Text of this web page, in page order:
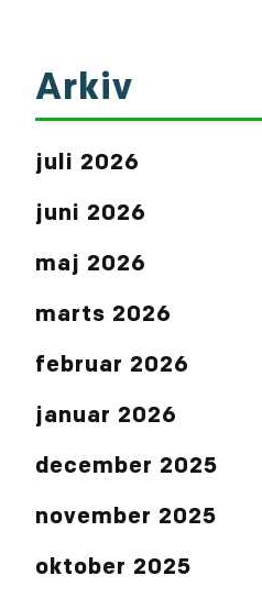
Arkiv
juli 2026
juni 2026
maj 2026
marts 2026
februar 2026
januar 2026
december 2025
november 2025
oktober 2025